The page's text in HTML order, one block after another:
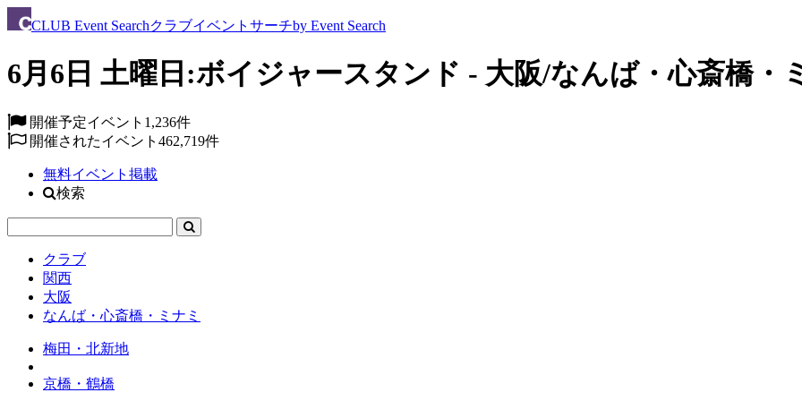
CLUB Event Searchクラブイベントサーチby Event Search
6月6日 土曜日:ボイジャースタンド - 大阪/なんば・心斎橋・
開催予定イベント 1,236件
開催されたイベント 462,719件
無料イベント掲載
検索
クラブ
関西
大阪
なんば・心斎橋・ミナミ
梅田・北新地
京橋・鶴橋